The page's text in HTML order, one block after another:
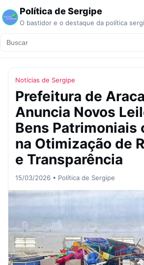
Política de Sergipe
O bastidor e o destaque da política
Notícias de Sergipe
Prefeitura de
Anuncia Novos
Bens Patrimoniais
na Otimização de
e Transparência
15/03/2026 • Política de Sergipe